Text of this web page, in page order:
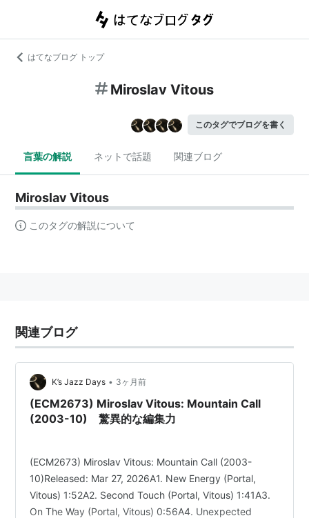
はてなブログ トップ
Miroslav Vitous
このタグでブログを書く
言葉の解説 ネットで話題 関連ブログ
Miroslav Vitous
このタグの解説について
関連ブログ
K’s Jazz Days • 3ヶ月前
(ECM2673) Miroslav Vitous: Mountain Call
(2003-10) 驚異的な編集力
(ECM2673) Miroslav Vitous: Mountain Call (2003-
10)Released: Mar 27, 2026A1. New Energy (Portal,
Vitous) 1:52A2. Second Touch (Portal, Vitous) 1:41A3.
On The Way (Portal, Vitous) 0:56A4. Unexpected